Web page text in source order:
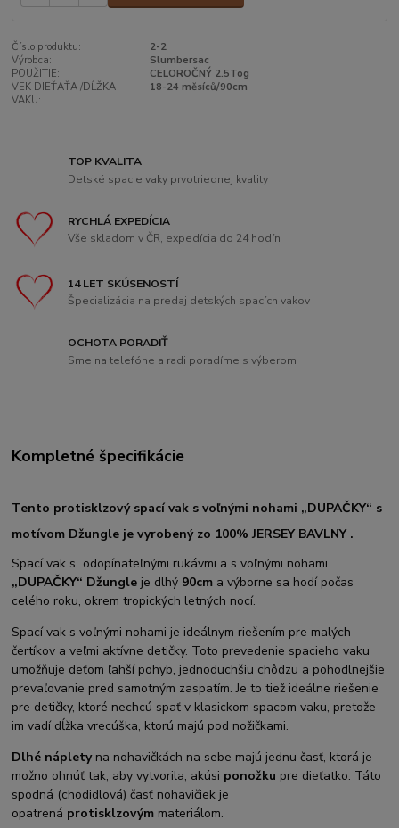
Číslo produktu:
2-2
Výrobca:
Slumbersac
POUŽITIE:
CELOROČNÝ 2.5Tog
VEK DIEŤAŤA /DĹŽKA
VAKU:
18-24 měsíců/90cm
TOP KVALITA
Detské spacie vaky prvotriednej kvality
RYCHLÁ EXPEDÍCIA
Vše skladom v ČR, expedícia do 24 hodín
14 LET SKÚSENOSTÍ
Špecializácia na predaj detských spacích vakov
OCHOTA PORADIŤ
Sme na telefóne a radi poradíme s výberom
Kompletné špecifikácie
Tento protisklzový spací vak s voľnými nohami „DUPAČKY“ s
motívom Džungle je vyrobený zo 100% JERSEY BAVLNY .
Spací vak s odopínateľnými rukávmi a s voľnými nohami
„DUPAČKY“ Džungle je dlhý 90cm a výborne sa hodí počas
celého roku, okrem tropických letných nocí.
Spací vak s voľnými nohami je ideálnym riešením pre malých
čertíkov a veľmi aktívne detičky. Toto prevedenie spacieho vaku
umožňuje deťom ľahší pohyb, jednoduchšiu chôdzu a pohodlnejšie
prevaľovanie pred samotným zaspatím. Je to tiež ideálne riešenie
pre detičky, ktoré nechcú spať v klasickom spacom vaku, pretože
im vadí dĺžka vrecúška, ktorú majú pod nožičkami.
Dlhé nápletyna nohavičkách na sebe majú jednu časť, ktorá je
možno ohnúť tak, aby vytvorila, akúsi ponožku pre dieťatko. Táto
spodná (chodidlová) časť nohavičiek je
opatrená protisklzovým materiálom.